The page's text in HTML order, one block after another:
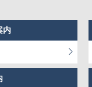
内